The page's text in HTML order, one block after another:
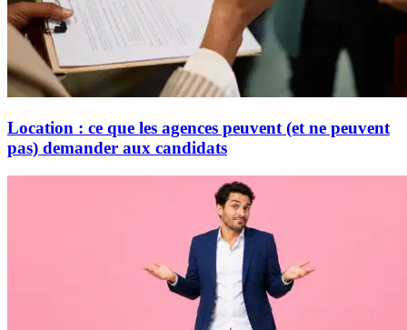
Location : ce que les agences peuvent (et ne peuvent
pas) demander aux candidats